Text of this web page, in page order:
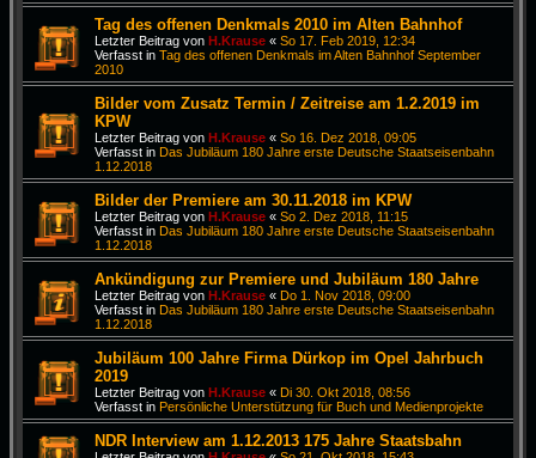
Tag des offenen Denkmals 2010 im Alten Bahnhof
Letzter Beitrag von H.Krause « So 17. Feb 2019, 12:34
Verfasst in Tag des offenen Denkmals im Alten Bahnhof September
2010
Bilder vom Zusatz Termin / Zeitreise am 1.2.2019 im
KPW
Letzter Beitrag von H.Krause « So 16. Dez 2018, 09:05
Verfasst in Das Jubiläum 180 Jahre erste Deutsche Staatseisenbahn
1.12.2018
Bilder der Premiere am 30.11.2018 im KPW
Letzter Beitrag von H.Krause « So 2. Dez 2018, 11:15
Verfasst in Das Jubiläum 180 Jahre erste Deutsche Staatseisenbahn
1.12.2018
Ankündigung zur Premiere und Jubiläum 180 Jahre
Letzter Beitrag von H.Krause « Do 1. Nov 2018, 09:00
Verfasst in Das Jubiläum 180 Jahre erste Deutsche Staatseisenbahn
1.12.2018
Jubiläum 100 Jahre Firma Dürkop im Opel Jahrbuch
2019
Letzter Beitrag von H.Krause « Di 30. Okt 2018, 08:56
Verfasst in Persönliche Unterstützung für Buch und Medienprojekte
NDR Interview am 1.12.2013 175 Jahre Staatsbahn